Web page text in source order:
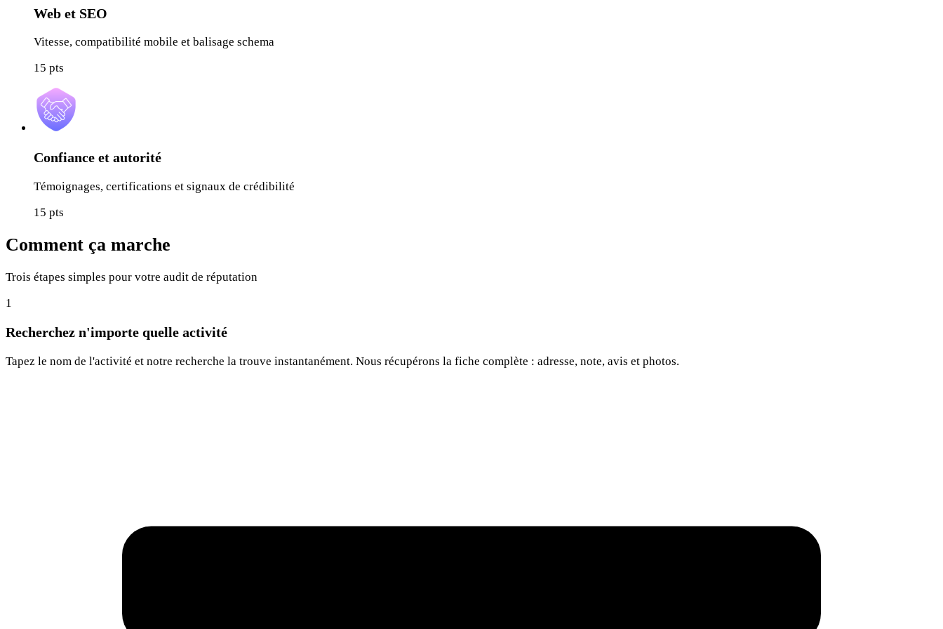
Web et SEO
Vitesse, compatibilité mobile et balisage schema
15 pts
Confiance et autorité
Témoignages, certifications et signaux de crédibilité
15 pts
Comment ça marche
Trois étapes simples pour votre audit de réputation
1
Recherchez n'importe quelle activité
Tapez le nom de l'activité et notre recherche la trouve instantanément. Nous récupérons la fiche complète : adresse, note, avis et photos.